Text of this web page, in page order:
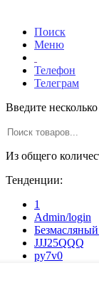
Поиск
Меню
Телефон
Телеграм
Введите
Из общего
Тенденции:
1
Admin/login
JJJ25QQQ
py7v0